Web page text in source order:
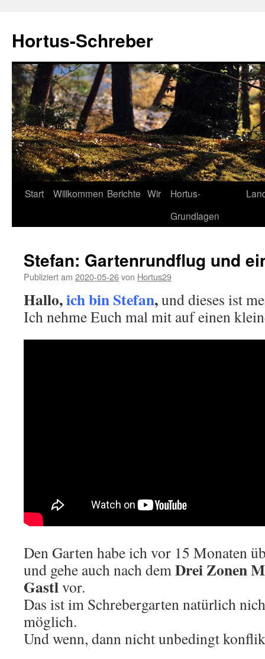
Hortus-Schreber
Zum
Start Willkommen Berichte Wir
Hortus-
Grundlagen
Stefan: Gartenrundflug und
Publiziert am 2020-05-26von Hortus29
Hallo,ich bin Stefan,und dieses ist
Ich nehme Euch mal mit auf einen
Den Garten habe ich vor 15 Monaten
und gehe auch nach demDrei Zonen
Gastlvor.
Das ist im Schrebergarten natürlich
möglich.
Und wenn, dann nicht unbedingt